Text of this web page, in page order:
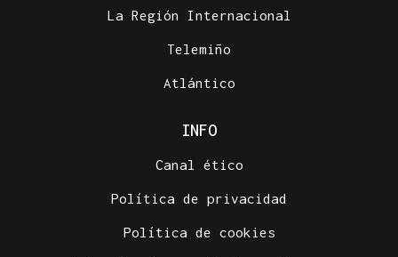
La Región Internacional
Telemiño
Atlántico
INFO
Canal ético
Política de privacidad
Política de cookies